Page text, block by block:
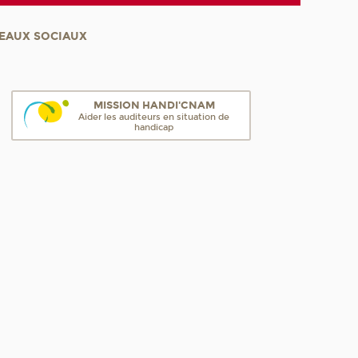
SOCIAUX
MISSION HANDI'CNAM
Aider les auditeurs en situation de
handicap